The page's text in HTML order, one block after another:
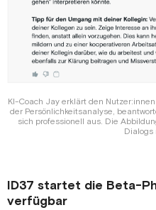
KI-Coach Jay erklärt den
der Persönlichkeitsanalyse,
sich professionell aus. Die
Dialogs
ID37 startet die Beta-
verfügbar